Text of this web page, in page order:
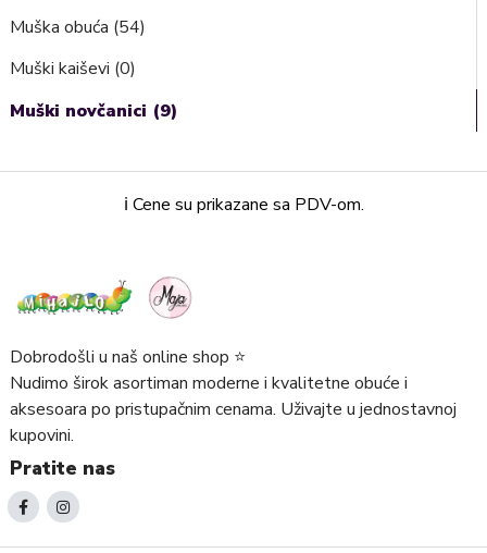
Muška obuća (54)
Muški kaiševi (0)
Muški novčanici (9)
ℹ️ Cene su prikazane sa PDV-om.
Dobrodošli u naš online shop ⭐️
Nudimo širok asortiman moderne i kvalitetne obuće i
aksesoara po pristupačnim cenama. Uživajte u jednostavnoj
kupovini.
Pratite nas